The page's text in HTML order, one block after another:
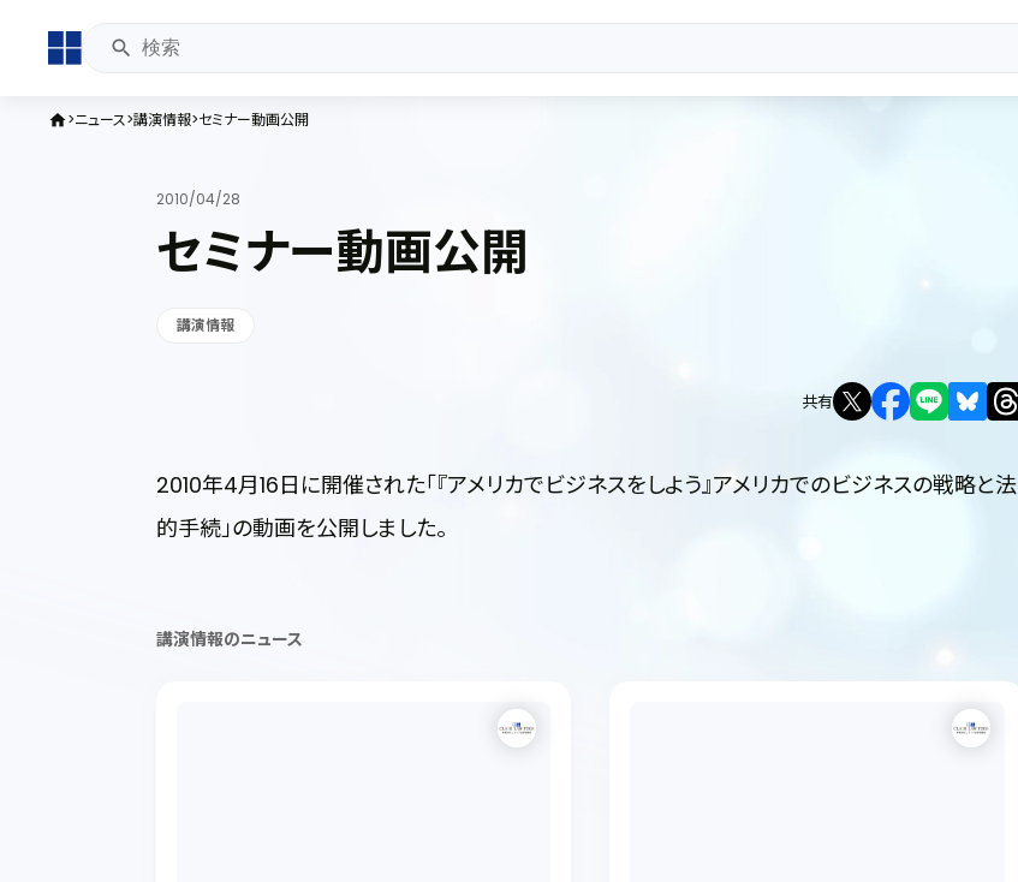
home ニュース 講演情報 セミナー動画公開
2010/04/28
セミナー動画公開
講演情報
共有
2010年4月16日に開催された「『アメリカでビジネスをしよう』アメリカでのビジネスの戦略と法
的手続」の動画を公開しました。
講演情報のニュース